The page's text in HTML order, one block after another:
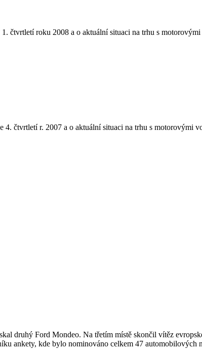
čtvrtletí roku 2008 a o aktuální situaci na trhu s
čtvrtletí r. 2007 a o aktuální situaci na trhu s motorovými
druhý Ford Mondeo. Na třetím místě skončil vítěz
ankety, kde bylo nominováno celkem 47 automobilových